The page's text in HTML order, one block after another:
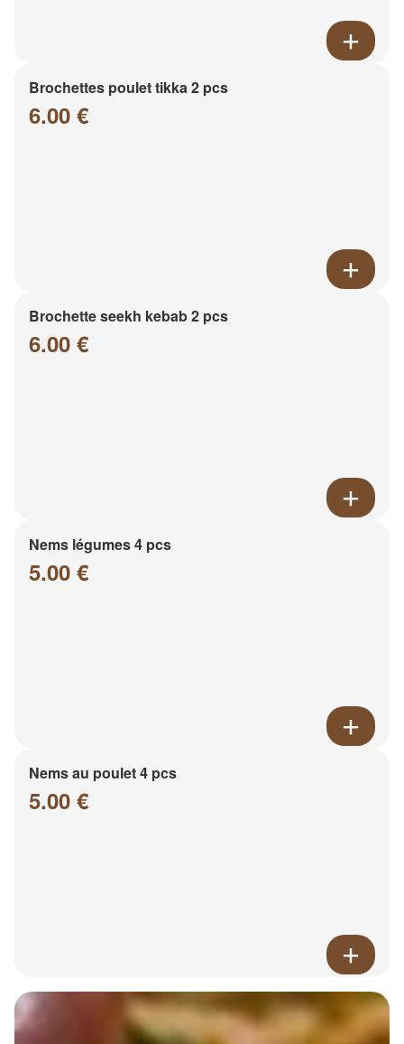
Brochettes poulet tikka 2 pcs
6.00 €
Brochette seekh kebab 2 pcs
6.00 €
Nems légumes 4 pcs
5.00 €
Nems au poulet 4 pcs
5.00 €